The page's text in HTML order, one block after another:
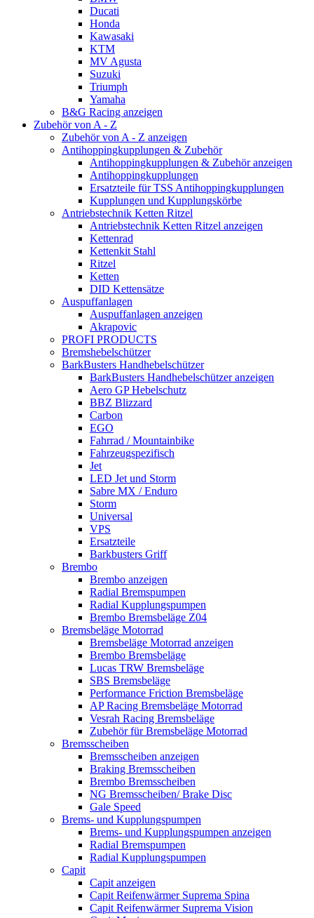
Ducati
Honda
Kawasaki
KTM
MV Agusta
Suzuki
Triumph
Yamaha
B&G Racing anzeigen
Zubehör von A - Z
Zubehör von A - Z anzeigen
Antihoppingkupplungen & Zubehör
Antihoppingkupplungen & Zubehör anzeigen
Antihoppingkupplungen
Ersatzteile für TSS Antihoppingkupplungen
Kupplungen und Kupplungskörbe
Antriebstechnik Ketten Ritzel
Antriebstechnik Ketten Ritzel anzeigen
Kettenrad
Kettenkit Stahl
Ritzel
Ketten
DID Kettensätze
Auspuffanlagen
Auspuffanlagen anzeigen
Akrapovic
PROFI PRODUCTS
Bremshebelschützer
BarkBusters Handhebelschützer
BarkBusters Handhebelschützer anzeigen
Aero GP Hebelschutz
BBZ Blizzard
Carbon
EGO
Fahrrad / Mountainbike
Fahrzeugspezifisch
Jet
LED Jet und Storm
Sabre MX / Enduro
Storm
Universal
VPS
Ersatzteile
Barkbusters Griff
Brembo
Brembo anzeigen
Radial Bremspumpen
Radial Kupplungspumpen
Brembo Bremsbeläge Z04
Bremsbeläge Motorrad
Bremsbeläge Motorrad anzeigen
Brembo Bremsbeläge
Lucas TRW Bremsbeläge
SBS Bremsbeläge
Performance Friction Bremsbeläge
AP Racing Bremsbeläge Motorrad
Vesrah Racing Bremsbeläge
Zubehör für Bremsbeläge Motorrad
Bremsscheiben
Bremsscheiben anzeigen
Braking Bremsscheiben
Brembo Bremsscheiben
NG Bremsscheiben/ Brake Disc
Gale Speed
Brems- und Kupplungspumpen
Brems- und Kupplungspumpen anzeigen
Radial Bremspumpen
Radial Kupplungspumpen
Capit
Capit anzeigen
Capit Reifenwärmer Suprema Spina
Capit Reifenwärmer Suprema Vision